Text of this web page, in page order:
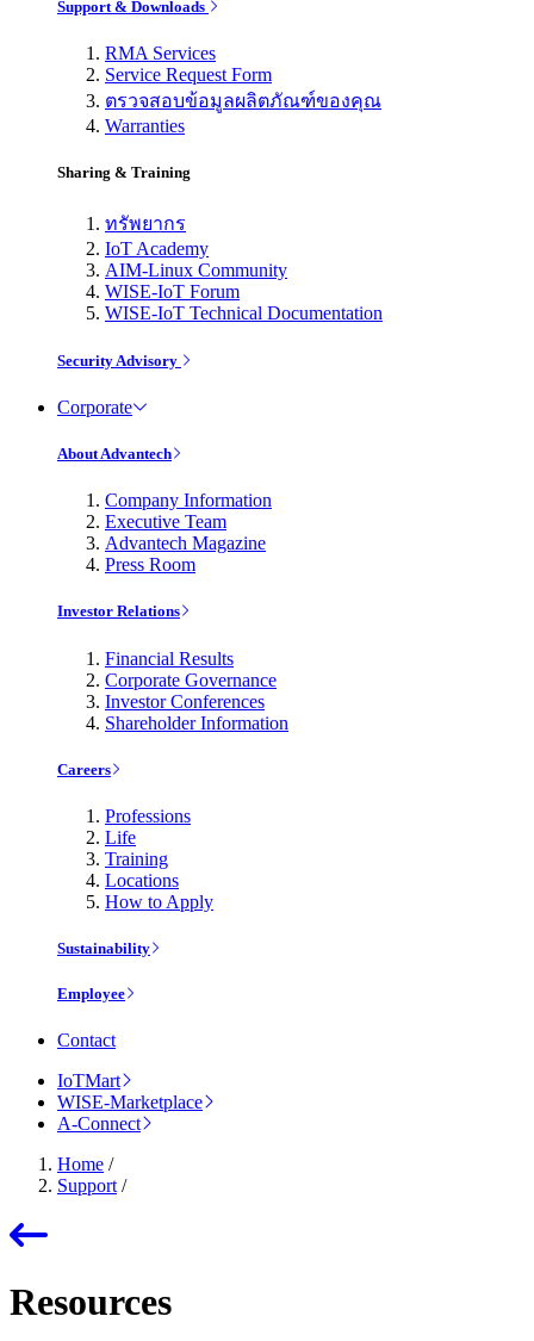
Support & Downloads
RMA Services
Service Request Form
ตรวจสอบข้อมูลผลิตภัณฑ์ของคุณ
Warranties
Sharing & Training
ทรัพยากร
IoT Academy
AIM-Linux Community
WISE-IoT Forum
WISE-IoT Technical Documentation
Security Advisory
Corporate
About Advantech
Company Information
Executive Team
Advantech Magazine
Press Room
Investor Relations
Financial Results
Corporate Governance
Investor Conferences
Shareholder Information
Careers
Professions
Life
Training
Locations
How to Apply
Sustainability
Employee
Contact
IoTMart
WISE-Marketplace
A-Connect
Home /
Support /
Resources